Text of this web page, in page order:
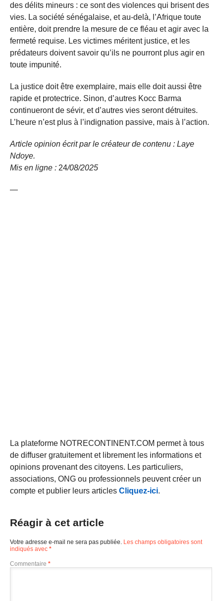
des délits mineurs : ce sont des violences qui brisent des
vies. La société sénégalaise, et au-delà, l’Afrique toute
entière, doit prendre la mesure de ce fléau et agir avec la
fermeté requise. Les victimes méritent justice, et les
prédateurs doivent savoir qu’ils ne pourront plus agir en
toute impunité.
La justice doit être exemplaire, mais elle doit aussi être
rapide et protectrice. Sinon, d’autres Kocc Barma
continueront de sévir, et d’autres vies seront détruites.
L’heure n’est plus à l’indignation passive, mais à l’action.
Article opinion écrit par le créateur de contenu : Laye
Ndoye.
Mis en ligne : 24/08/2025
—
La plateforme NOTRECONTINENT.COM permet à tous
de diffuser gratuitement et librement les informations et
opinions provenant des citoyens. Les particuliers,
associations, ONG ou professionnels peuvent créer un
compte et publier leurs articles Cliquez-ici.
Réagir à cet article
Votre adresse e-mail ne sera pas publiée. Les champs obligatoires sont
indiqués avec *
Commentaire *